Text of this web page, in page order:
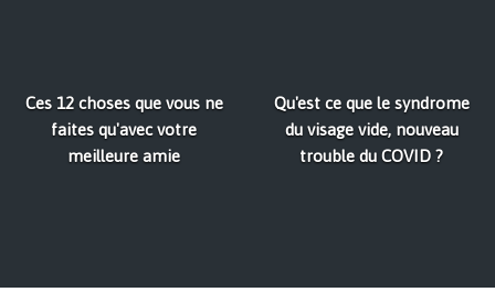
Ces 12 choses que vous ne
faites qu'avec votre
meilleure amie
Qu'est ce que le syndrome
du visage vide, nouveau
trouble du COVID ?